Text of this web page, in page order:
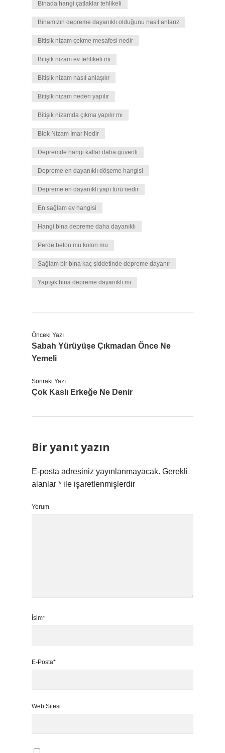
Binada hangi çatlaklar tehlikeli
Binamızın depreme dayanıklı olduğunu nasıl anlarız
Bitişik nizam çekme mesafesi nedir
Bitişik nizam ev tehlikeli mi
Bitişik nizam nasıl anlaşılır
Bitişik nizam neden yapılır
Bitişik nizamda çıkma yapılır mı
Blok Nizam İmar Nedir
Depremde hangi katlar daha güvenli
Depreme en dayanıklı döşeme hangisi
Depreme en dayanıklı yapı türü nedir
En sağlam ev hangisi
Hangi bina depreme daha dayanıklı
Perde beton mu kolon mu
Sağlam bir bina kaç şiddetinde depreme dayanır
Yapışık bina depreme dayanıklı mı
Önceki Yazı
Sabah Yürüyüşe Çıkmadan Önce Ne
Yemeli
Sonraki Yazı
Çok Kaslı Erkeğe Ne Denir
Bir yanıt yazın
E-posta adresiniz yayınlanmayacak. Gerekli
alanlar * ile işaretlenmişlerdir
Yorum
İsim*
E-Posta*
Web Sitesi